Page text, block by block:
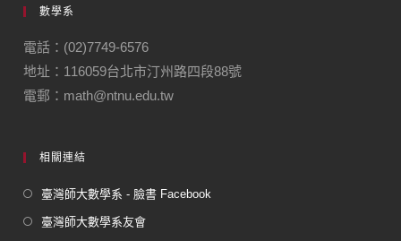
數學系
電話：(02)7749-6576
地址：116059台北市汀州路四段88號
電郵：math@ntnu.edu.tw
相關連結
臺灣師大數學系 - 臉書 Facebook
臺灣師大數學系友會